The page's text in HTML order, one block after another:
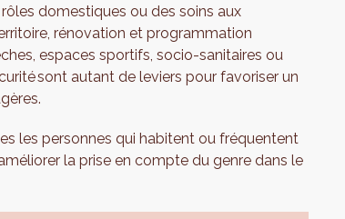
domestiques ou des soins aux
rénovation et programmation
espaces sportifs, socio-sanitaires ou
sont autant de leviers pour favoriser un
les personnes qui habitent ou fréquentent
la prise en compte du genre dans le